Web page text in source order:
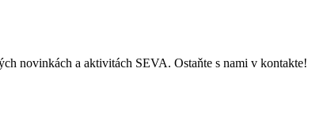
novinkách a aktivitách SEVA. Ostaňte s nami v kontakte!